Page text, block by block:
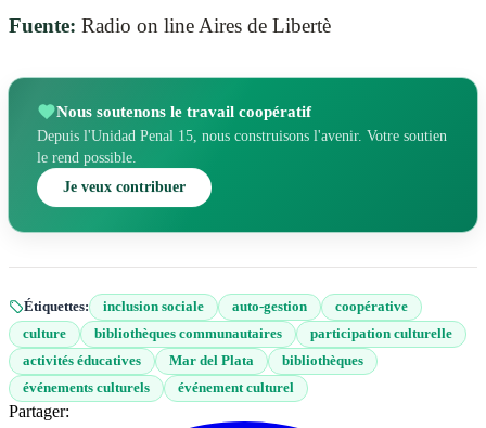
Fuente: Radio on line Aires de Libertè
Nous soutenons le travail coopératif
Depuis l'Unidad Penal 15, nous construisons l'avenir. Votre soutien
le rend possible.
Je veux contribuer
Étiquettes: inclusion sociale auto-gestion
coopérative
culture
bibliothèques communautaires
participation culturelle
activités éducatives
Mar del Plata
bibliothèques
événements culturels
événement culturel
Partager: